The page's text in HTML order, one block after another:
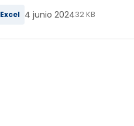
Excel 4 junio 202432 KB